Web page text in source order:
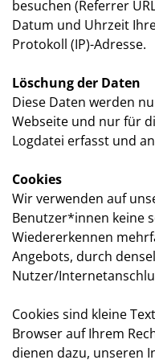
besuchen (Referrer
Datum und Uhrzeit
Protokoll (IP)-Adresse.
Löschung der Daten
Diese Daten werden
Webseite und nur für
Logdatei erfasst und
Cookies
Wir verwenden auf
Benutzer*innen keine
Wiedererkennen
Angebots, durch
Nutzer/
Cookies sind kleine
Browser auf Ihrem
dienen dazu, unseren